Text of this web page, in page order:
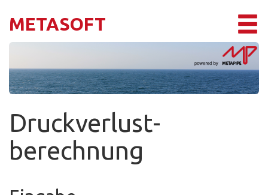
METASOFT
Druckverlust­
berechnung